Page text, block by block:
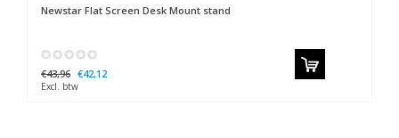
Newstar Flat Screen Desk Mount stand
€43,96 €42,12
Excl. btw